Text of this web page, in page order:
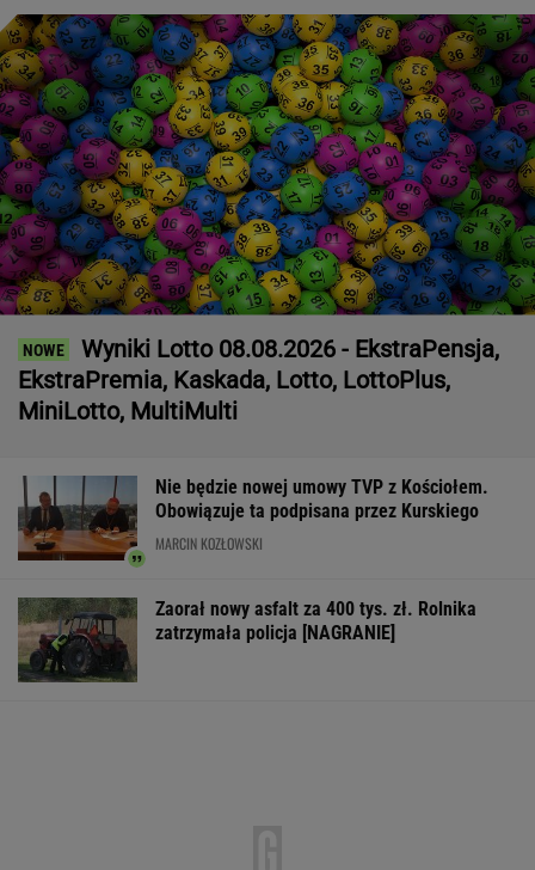
Wyniki Lotto 08.08.2026 - EkstraPensja,
EkstraPremia, Kaskada, Lotto, LottoPlus,
MiniLotto, MultiMulti
Nie będzie nowej umowy TVP z Kościołem.
Obowiązuje ta podpisana przez Kurskiego
MARCIN KOZŁOWSKI
Zaorał nowy asfalt za 400 tys. zł. Rolnika
zatrzymała policja [NAGRANIE]